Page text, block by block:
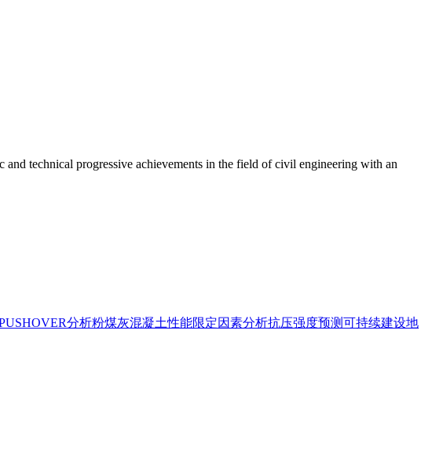
technical progressive achievements in the field of civil engineering with an
分析粉煤灰混凝土性能限定因素分析抗压强度预测可持续建设地